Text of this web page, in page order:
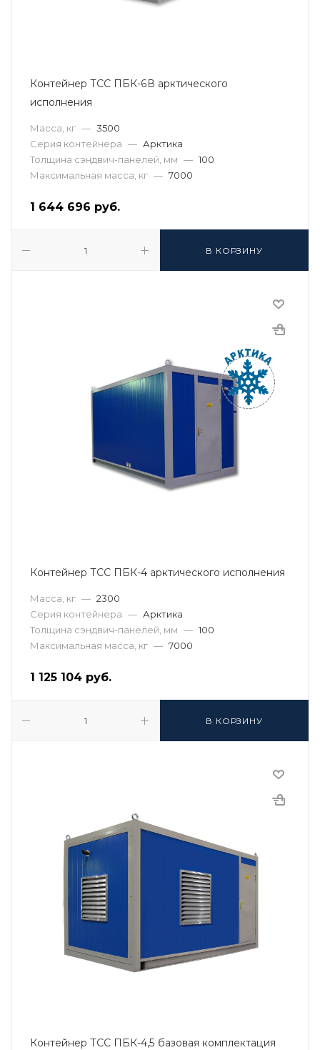
Контейнер ТСС ПБК-6В арктического
исполнения
Масса, кг — 3500
Серия контейнера — Арктика
Толщина сэндвич-панелей, мм — 100
Максимальная масса, кг — 7000
1 644 696 руб.
В КОРЗИНУ
Контейнер ТСС ПБК-4 арктического исполнения
Масса, кг — 2300
Серия контейнера — Арктика
Толщина сэндвич-панелей, мм — 100
Максимальная масса, кг — 7000
1 125 104 руб.
В КОРЗИНУ
Контейнер ТСС ПБК-4,5 базовая комплектация